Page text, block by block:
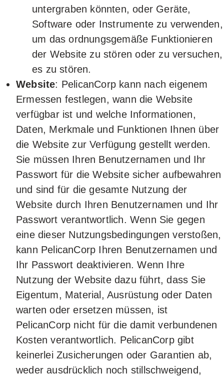
untergraben könnten, oder Geräte,
Software oder Instrumente zu verwenden,
um das ordnungsgemäße Funktionieren
der Website zu stören oder zu versuchen,
es zu stören.
Website: PelicanCorp kann nach eigenem
Ermessen festlegen, wann die Website
verfügbar ist und welche Informationen,
Daten, Merkmale und Funktionen Ihnen über
die Website zur Verfügung gestellt werden.
Sie müssen Ihren Benutzernamen und Ihr
Passwort für die Website sicher aufbewahren
und sind für die gesamte Nutzung der
Website durch Ihren Benutzernamen und Ihr
Passwort verantwortlich. Wenn Sie gegen
eine dieser Nutzungsbedingungen verstoßen,
kann PelicanCorp Ihren Benutzernamen und
Ihr Passwort deaktivieren. Wenn Ihre
Nutzung der Website dazu führt, dass Sie
Eigentum, Material, Ausrüstung oder Daten
warten oder ersetzen müssen, ist
PelicanCorp nicht für die damit verbundenen
Kosten verantwortlich. PelicanCorp gibt
keinerlei Zusicherungen oder Garantien ab,
weder ausdrücklich noch stillschweigend,